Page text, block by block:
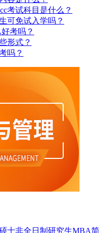
考试科目是什么？
可免试入学吗？
考吗？
形式？
吗？
士非全日制研究生MBA简